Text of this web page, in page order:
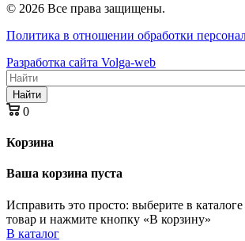
© 2026 Все права защищены.
Политика в отношении обработки
Разработка сайта Volga-web
Найти
0
Корзина
Ваша корзина пуста
Исправить это просто: выберите в
товар и нажмите кнопку «В корзину»
В каталог